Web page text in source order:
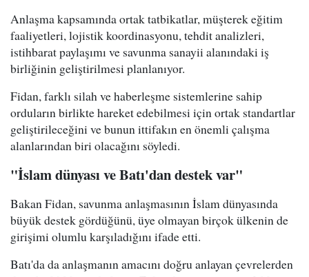
Anlaşma kapsamında ortak tatbikatlar, müşterek eğitim
faaliyetleri, lojistik koordinasyonu, tehdit analizleri,
istihbarat paylaşımı ve savunma sanayii alanındaki iş
birliğinin geliştirilmesi planlanıyor.
Fidan, farklı silah ve haberleşme sistemlerine sahip
orduların birlikte hareket edebilmesi için ortak standartlar
geliştirileceğini ve bunun ittifakın en önemli çalışma
alanlarından biri olacağını söyledi.
"İslam dünyası ve Batı'dan destek var"
Bakan Fidan, savunma anlaşmasının İslam dünyasında
büyük destek gördüğünü, üye olmayan birçok ülkenin de
girişimi olumlu karşıladığını ifade etti.
Batı'da da anlaşmanın amacını doğru anlayan çevrelerden